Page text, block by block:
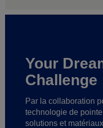
Your
Challenge
Par la collaboration
technologie de
solutions et